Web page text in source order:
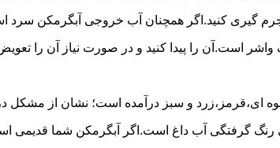
گیری کنید.اگر همچنان آب خروجی آبگرمکن سرد
است.آن را پیدا کنید و در صورت نیاز آن را
ای،قرمز،زرد و سبز درآمده است؛ نشان از
گرفتگی آب داغ است.اگر آبگرمکن شما قدیمی